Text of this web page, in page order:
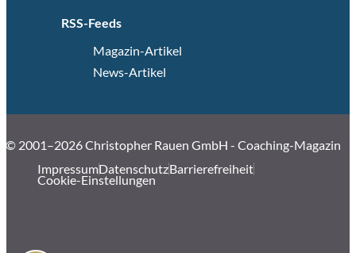
RSS-Feeds
Magazin-Artikel
News-Artikel
© 2001–2026 Christopher Rauen GmbH - Coaching-Magazin
ImpressumDatenschutzBarrierefreiheit
Cookie-Einstellungen